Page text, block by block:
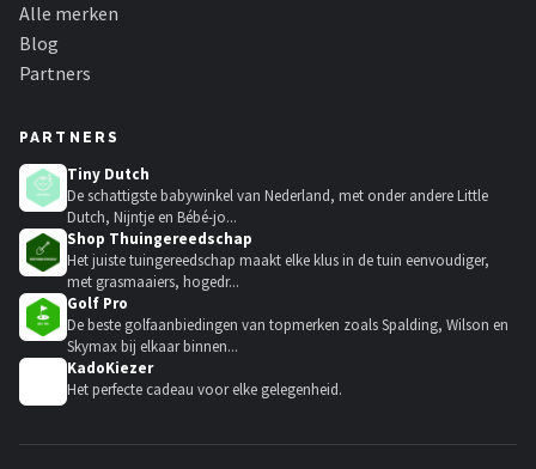
Alle merken
Blog
Partners
PARTNERS
Tiny Dutch
De schattigste babywinkel van Nederland, met onder andere Little
Dutch, Nijntje en Bébé-jo...
Shop Thuingereedschap
Het juiste tuingereedschap maakt elke klus in de tuin eenvoudiger,
met grasmaaiers, hogedr...
Golf Pro
De beste golfaanbiedingen van topmerken zoals Spalding, Wilson en
Skymax bij elkaar binnen...
KadoKiezer
Het perfecte cadeau voor elke gelegenheid.